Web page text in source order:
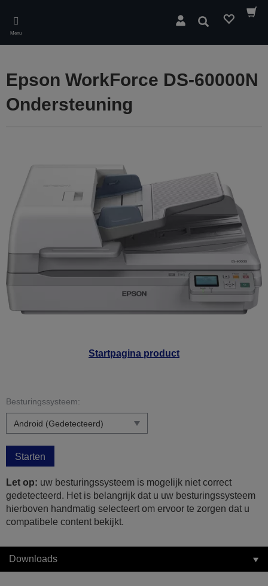
main
content
Menu
Zoeken
Startpagina product
Epson WorkForce DS-60000N
Ondersteuning
Besturingssysteem:
Starten
Let op: uw besturingssysteem is mogelijk niet correct
gedetecteerd. Het is belangrijk dat u uw besturingssysteem
hierboven handmatig selecteert om ervoor te zorgen dat u
compatibele content bekijkt.
Downloads